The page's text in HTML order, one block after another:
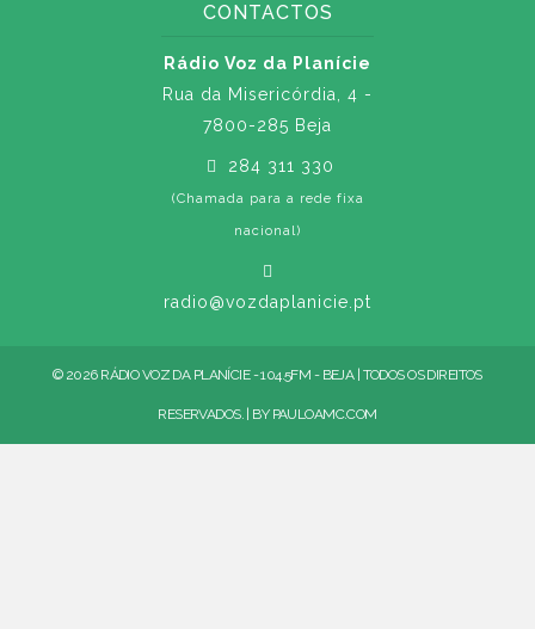
CONTACTOS
Rádio Voz da Planície
Rua da Misericórdia, 4 -
7800-285 Beja
284 311 330
(Chamada para a rede fixa
nacional)
radio@vozdaplanicie.pt
© 2026 RÁDIO VOZ DA PLANÍCIE - 104.5FM - BEJA | TODOS OS DIREITOS
RESERVADOS. | BY PAULOAMC.COM